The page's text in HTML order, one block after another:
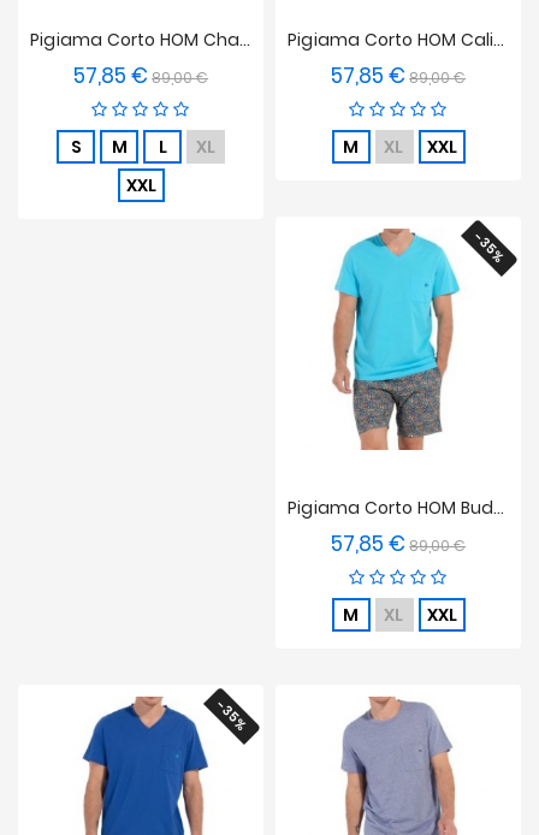
Pigiama Corto HOM Charli
57,85 € Prezzo
base
89,00 €Prezzo
S M L
XL
XXL
Pigiama Corto HOM California
57,85 € Prezzo
base
89,00 €Prezzo
M XL XXL
-35%
Pigiama Corto HOM Buddy
57,85 € Prezzo
base
89,00 €Prezzo
M XL XXL
-35%